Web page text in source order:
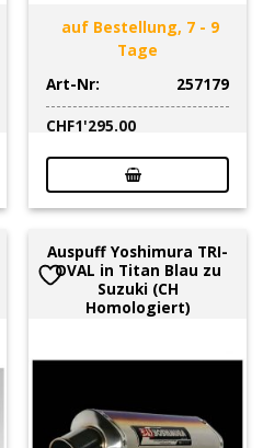
auf Bestellung, 7 - 9
Tage
Art-Nr:
257179
CHF1'295.00
Auspuff Yoshimura TRI-
OVAL in Titan Blau zu
Suzuki (CH
Homologiert)